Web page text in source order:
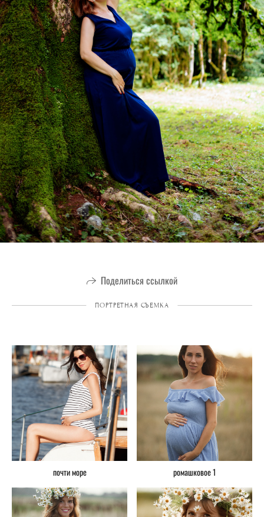
Поделиться ссылкой
ПОРТРЕТНАЯ СЪЕМКА
почти море ромашковое 1